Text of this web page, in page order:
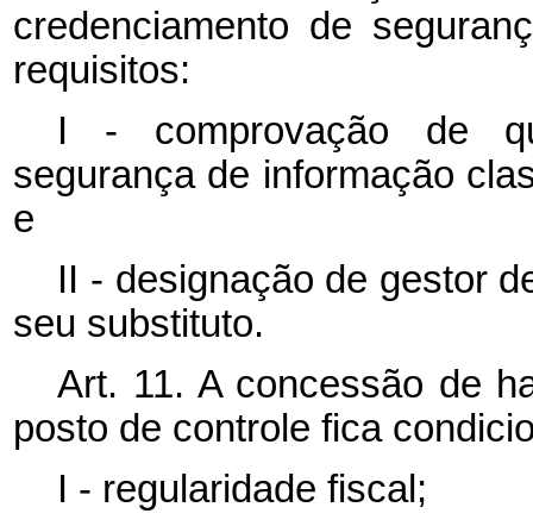
credenciamento de
requisitos:
I - comprovação de
segurança de informação
e
II - designação de gestor
seu substituto.
Art. 11. A concessão de
posto de controle fica
I - regularidade fiscal;